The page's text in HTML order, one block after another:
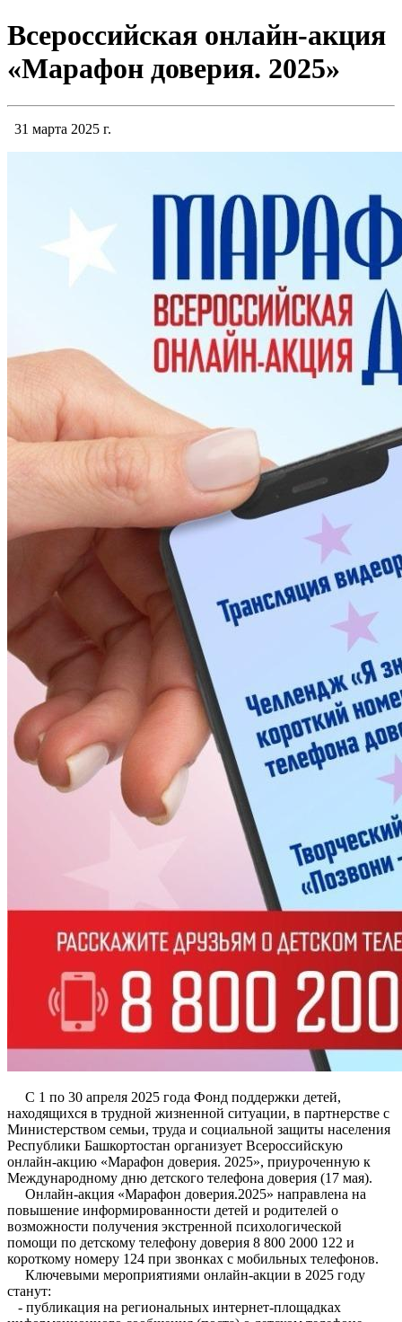
Всероссийская онлайн-акция
«Марафон доверия. 2025»
31 марта 2025 г.
С 1 по 30 апреля 2025 года Фонд поддержки детей,
находящихся в трудной жизненной ситуации, в партнерстве с
Министерством семьи, труда и социальной защиты населения
Республики Башкортостан организует Всероссийскую
онлайн-акцию «Марафон доверия. 2025», приуроченную к
Международному дню детского телефона доверия (17 мая).
Онлайн-акция «Марафон доверия.2025» направлена на
повышение информированности детей и родителей о
возможности получения экстренной психологической
помощи по детскому телефону доверия 8 800 2000 122 и
короткому номеру 124 при звонках с мобильных телефонов.
Ключевыми мероприятиями онлайн-акции в 2025 году
станут:
- публикация на региональных интернет-площадках